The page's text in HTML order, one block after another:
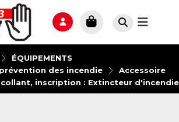
ÉQUIPEMENTS
des incendie
Accessoire
inscription : Extincteur